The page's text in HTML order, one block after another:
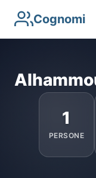
Cognomi
1
PERSONE